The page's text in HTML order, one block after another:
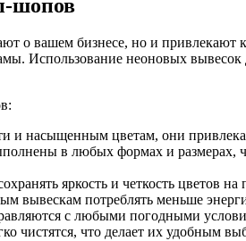
шопов
о вашем бизнесе, но и привлекают
Использование неоновых вывесок
и насыщенным цветам, они
в любых формах и размерах,
яркость и четкость цветов
вывескам потреблять меньше
с любыми погодными
чистятся, что делает их удобным